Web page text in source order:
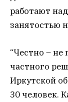
работают
занятостью
“Честно –
частного
Иркутской
30 человек.